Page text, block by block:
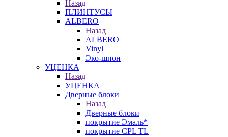
Назад
ПЛИНТУСЫ
ALBERO
Назад
ALBERO
Vinyl
Эко-шпон
УЦЕНКА
Назад
УЦЕНКА
Дверные блоки
Назад
Дверные блоки
покрытие Эмаль*
покрытие CPL TL